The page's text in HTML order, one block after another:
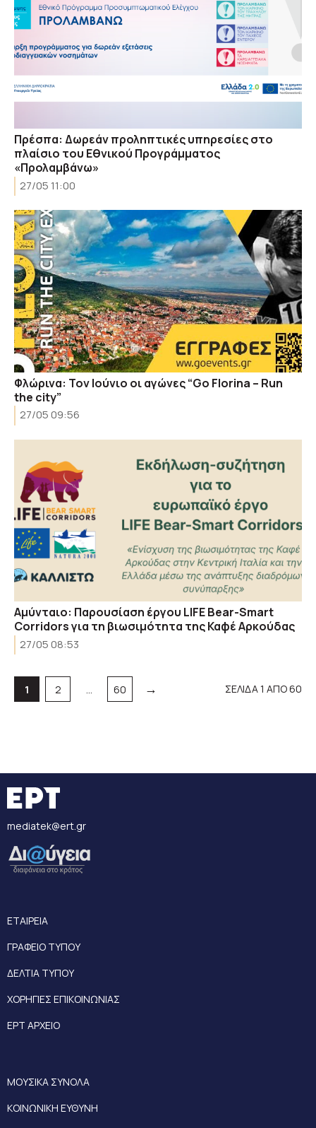
Πρέσπα: Δωρεάν προληπτικές υπηρεσίες στο
πλαίσιο του Εθνικού Προγράμματος
«Προλαμβάνω»
27/05 11:00
Φλώρινα: Τον Ιούνιο οι αγώνες “Go Florina – Run
the city”
27/05 09:56
Αμύνταιο: Παρουσίαση έργου LIFE Bear-Smart
Corridors για τη βιωσιμότητα της Καφέ Αρκούδας
27/05 08:53
Σελίδα
1 Σελίδα
2 … Σελίδα
60 → ΣΕΛΙΔΑ 1 ΑΠΟ 60
mediatek@ert.gr
ΕΤΑΙΡΕΙΑ
ΓΡΑΦΕΙΟ ΤΥΠΟΥ
ΔΕΛΤΙΑ ΤΥΠΟΥ
ΧΟΡΗΓΙΕΣ ΕΠΙΚΟΙΝΩΝΙΑΣ
ΕΡΤ ΑΡΧΕΙΟ
ΜΟΥΣΙΚΑ ΣΥΝΟΛΑ
ΚΟΙΝΩΝΙΚΗ ΕΥΘΥΝΗ